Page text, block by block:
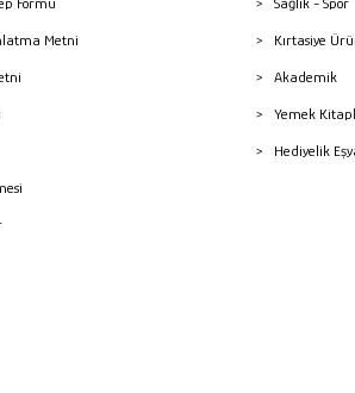
Metni Kırtasiye
Akademik
Yemek
Hediyelik